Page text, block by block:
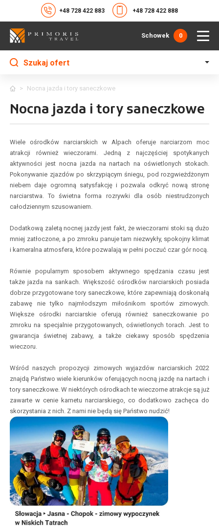
+48 728 422 883 +48 728 422 888
Schowek 0
Szukaj ofert
> Nocna jazda i tory saneczkowe
Nocna jazda i tory saneczkowe
Wiele ośrodków narciarskich w Alpach oferuje narciarzom moc
atrakcji również wieczorami. Jedną z najczęściej spotykanych
aktywności jest nocna jazda na nartach na oświetlonych stokach.
Pokonywanie zjazdów po skrzypiącym śniegu, pod rozgwieżdżonym
niebem daje ogromną satysfakcję i pozwala odkryć nową stronę
narciarstwa. To świetna forma rozrywki dla osób niestrudzonych
całodziennym szusowaniem.
Dodatkową zaletą nocnej jazdy jest fakt, że wieczorami stoki są dużo
mniej zatłoczone, a po zmroku panuje tam niezwykły, spokojny klimat
i kameralna atmosfera, które pozwalają w pełni poczuć czar gór nocą.
Równie popularnym sposobem aktywnego spędzania czasu jest
także jazda na sankach. Większość ośrodków narciarskich posiada
dobrze przygotowane tory saneczkowe, które zapewniają doskonałą
zabawę nie tylko najmłodszym miłośnikom sportów zimowych.
Większe ośrodki narciarskie oferują również saneczkowanie po
zmroku na specjalnie przygotowanych, oświetlonych torach. Jest to
gwarancja świetnej zabawy, a także ciekawy sposób spędzenia
wieczoru.
Wśród naszych propozycji zimowych wyjazdów narciarskich 2022
znajdą Państwo wiele kierunków oferujących nocną jazdę na nartach i
tory saneczkowe. W niektórych ośrodkach te wieczorne atrakcje są już
zawarte w cenie karnetu narciarskiego, co dodatkowo zachęca do
skorzystania z nich. Z nami nie będą się Państwo nudzić!